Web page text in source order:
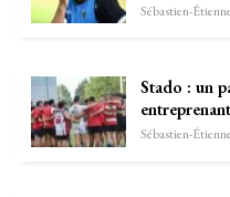
Stado : un